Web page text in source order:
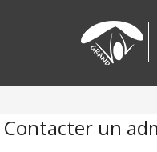
Contacter un